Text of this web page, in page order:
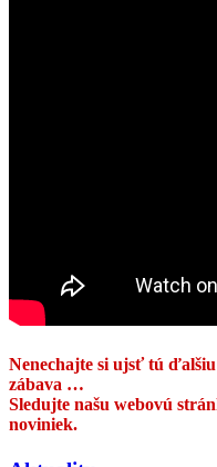
Nenechajte si ujsť tú
zábava …
Sledujte našu webovú
noviniek.